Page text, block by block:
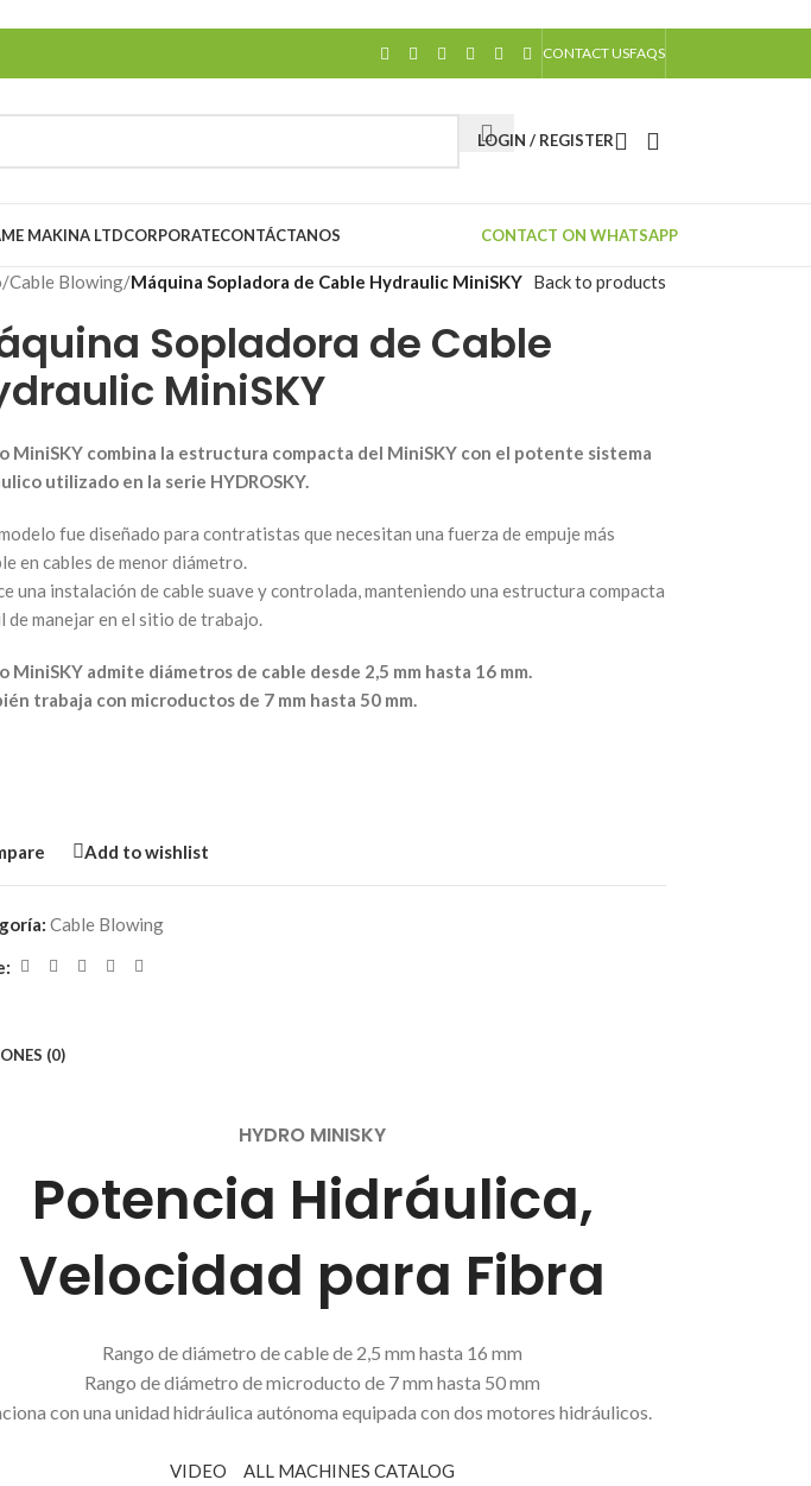
CONTACT USFAQS
LOGIN / REGISTER
MAKINA LTDCORPORATECONTÁCTANOS CONTACT ON WHATSAPP
/Cable Blowing/Máquina Sopladora de Cable Hydraulic MiniSKY Back to products
Sopladora de Cable
MiniSKY
MiniSKY combina la estructura compacta del MiniSKY con el potente sistema
utilizado en la serie HYDROSKY.
fue diseñado para contratistas que necesitan una fuerza de empuje más
en cables de menor diámetro.
una instalación de cable suave y controlada, manteniendo una estructura compacta
de manejar en el sitio de trabajo.
MiniSKY admite diámetros de cable desde 2,5 mm hasta 16 mm.
trabaja con microductos de 7 mm hasta 50 mm.
Add to wishlist
Cable Blowing
(0)
HYDRO MINISKY
Potencia Hidráulica,
Velocidad para Fibra
Rango de diámetro de cable de 2,5 mm hasta 16 mm
Rango de diámetro de microducto de 7 mm hasta 50 mm
con una unidad hidráulica autónoma equipada con dos motores hidráulicos.
VIDEO ALL MACHINES CATALOG